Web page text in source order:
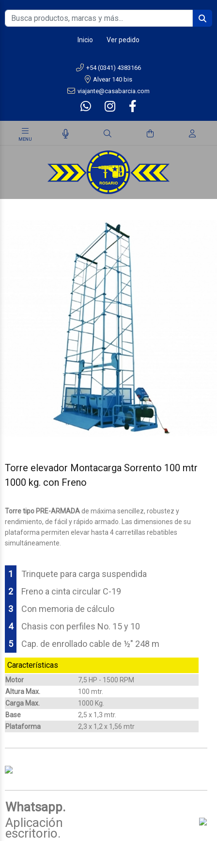
Inicio Ver pedido
+54 (0341) 4383166
Alvear 140 bis
viajante@casabarcia.com
Torre elevador Montacarga Sorrento 100 mtr
1000 kg. con Freno
Torre tipo PRE-ARMADA de máxima sencillez, robustez y
rendimiento, de fácil y rápido armado. Las dimensiones de su
plataforma permiten elevar hasta 4 carretillas rebatibles
simultáneamente.
1
Trinquete para carga suspendida
2
Freno a cinta circular C-19
3
Con memoria de cálculo
4
Chasis con perfiles No. 15 y 10
5
Cap. de enrollado cable de ½" 248 m
Características
Motor
7,5 HP - 1500 RPM
Altura Max.
100 mtr.
Carga Max.
1000 Kg.
Base
2,5 x 1,3 mtr.
Plataforma
2,3 x 1,2 x 1,56 mtr
Whatsapp.
Aplicación
escritorio.